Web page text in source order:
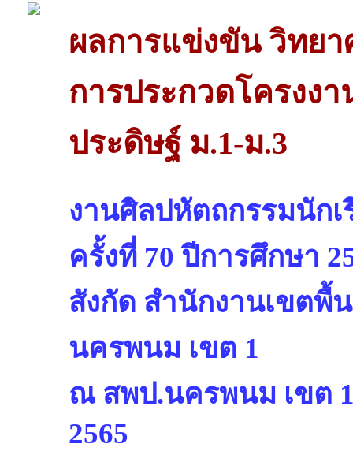
ผลการแข่งขัน วิทย
การประกวดโครงง
ประดิษฐ์ ม.1-ม.3
งานศิลปหัตถกรรมนัก
ครั้งที่ 70 ปีการศึกษา
สังกัด สำนักงานเขตพื้
นครพนม เขต 1
ณ สพป.นครพนม เขต
2565